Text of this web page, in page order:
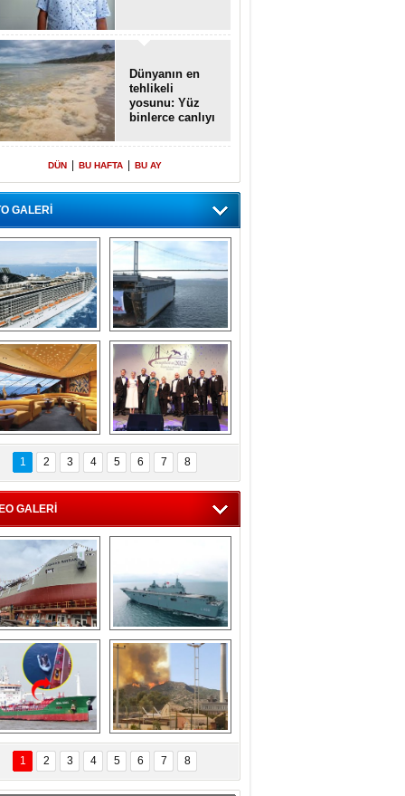
Dünyanın en
tehlikeli
yosunu: Yüz
binlerce canlıyı
DÜN BU HAFTA BU AY
GALERİ
içinde gemi”
ile MSC
Splendida
Dünyada tek!
Denizaltı yüzer
havuzu intikal
seyrine başladı
55 milyon
turizm geliri
müjdesi
5. Bosphorus Ship
Brokers Dinner,
İstanbul’da yapıldı
1 2 3 4 5 6 7 8
GALERİ
Tersanesi,
Başaran Bayrak
tankerini suya
indirdi
TCG Anadolu,
tersane teknik
seyrini tamamladı
Göçmenlerin
imdadına Türk
MINA DENIZ
yetişti
Milas’taki yangın
yeniden termik
santrallere doğru
ilerliyor
1 2 3 4 5 6 7 8